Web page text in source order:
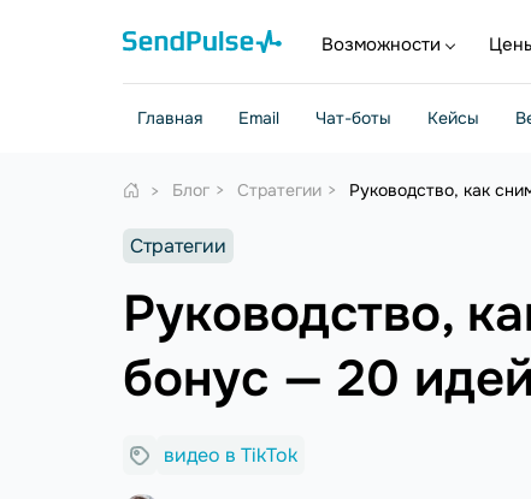
Возможности
Главная Email Чат-боты Кейсы
Блог Стратегии Руководство, как
Стратегии
Руководство,
бонус — 20
видео в TikTok